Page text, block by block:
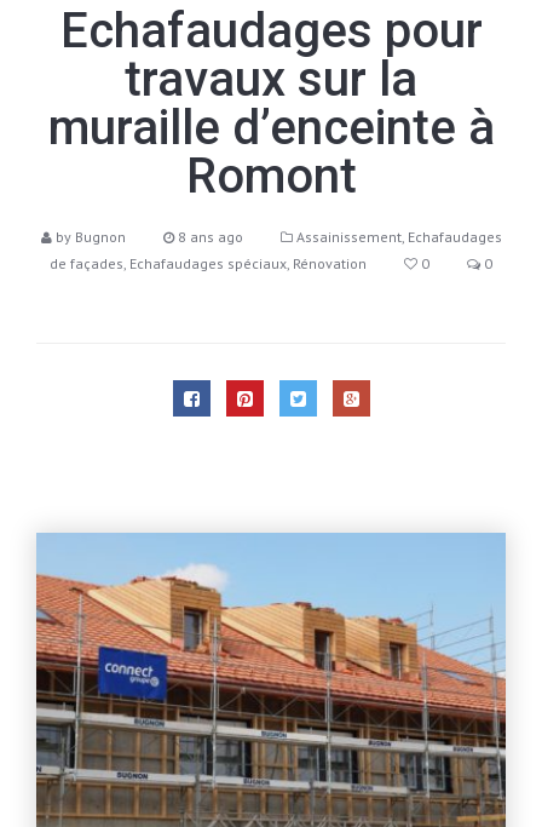
Echafaudages pour
travaux sur la
muraille d’enceinte à
Romont
by Bugnon 8 ans ago Assainissement, Echafaudages
de façades Echafaudages spéciaux Rénovation 0 0